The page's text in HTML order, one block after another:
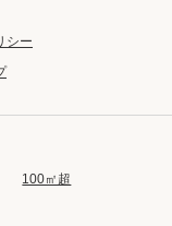
シー
100㎡超